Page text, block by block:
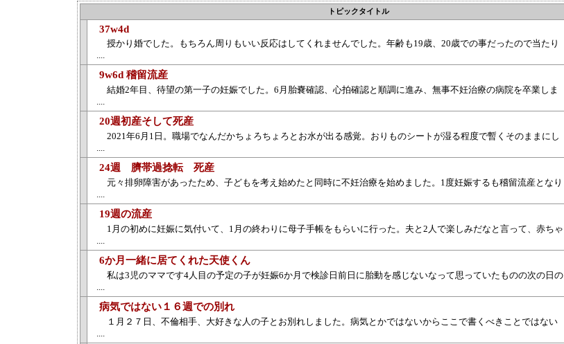
トピックタイトル
37w4d
授かり婚でした。もちろん周りもいい反応はしてくれませんでした。年齢も19歳、20歳での事だったので当たり
....
9w6d 稽留流産
結婚2年目、待望の第一子の妊娠でした。6月胎嚢確認、心拍確認と順調に進み、無事不妊治療の病院を卒業しま
....
20週初産そして死産
2021年6月1日。職場でなんだかちょろちょろとお水が出る感覚。おりものシートが湿る程度で暫くそのままにし
....
24週 臍帯過捻転 死産
元々排卵障害があったため、子どもを考え始めたと同時に不妊治療を始めました。1度妊娠するも稽留流産となり
....
19週の流産
1月の初めに妊娠に気付いて、1月の終わりに母子手帳をもらいに行った。夫と2人で楽しみだなと言って、赤ちゃ
....
6か月一緒に居てくれた天使くん
私は3児のママです4人目の予定の子が妊娠6か月で検診日前日に胎動を感じないなって思っていたものの次の日の
....
病気ではない１６週での別れ
１月２７日、不倫相手、大好きな人の子とお別れしました。病気とかではないからここで書くべきことではない
....